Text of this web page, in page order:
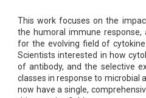
This work focuses on the
the humoral immune
for the evolving field of
Scientists interested in how
of antibody, and the selective
classes in response to microbial
now have a single,